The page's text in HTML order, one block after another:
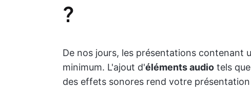
?
De nos jours, les présentations contenant
minimum. L'ajout d'éléments audio tels
des effets sonores rend votre